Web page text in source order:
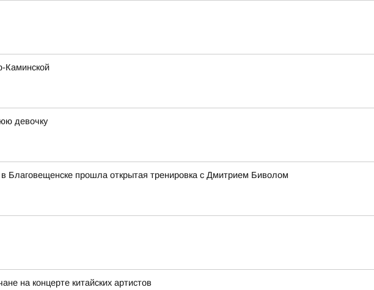
Каминской
девочку
Благовещенске прошла открытая тренировка с Дмитрием Биволом
на концерте китайских артистов